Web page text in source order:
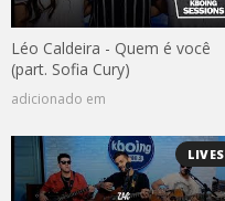
Léo Caldeira - Quem é você
(part. Sofia Cury)
adicionado em
LIVES